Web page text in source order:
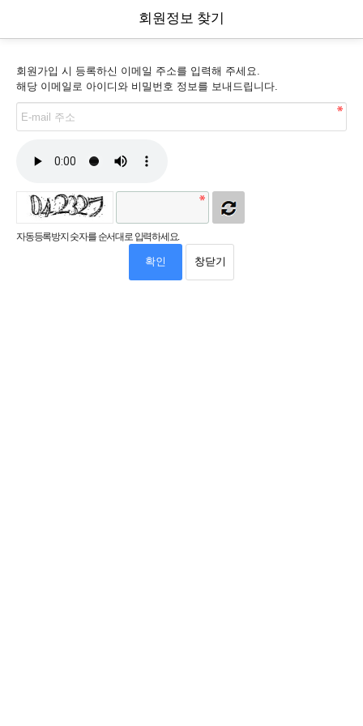
회원정보 찾기
회원가입 시 등록하신 이메일 주소를 입력해 주세요.
해당 이메일로 아이디와 비밀번호 정보를 보내드립니다.
자동등록방지 숫자를 순서대로 입력하세요.
확인 창닫기